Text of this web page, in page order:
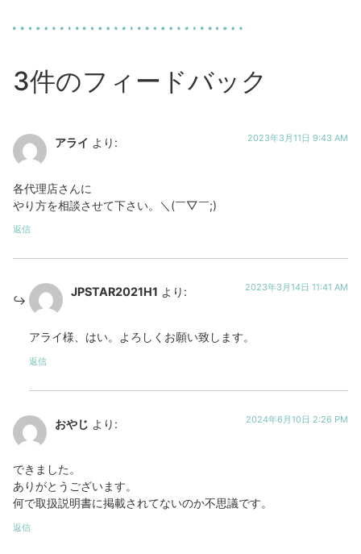
3件のフィードバック
アライ より: 2023年3月11日 9:43 AM
各代理店さんに
やり方を相談させて下さい。＼(￣▽￣;)
返信
JPSTAR2021H1 より: 2023年3月14日 11:41 AM
アライ様、はい。よろしくお願い致します。
返信
おやじ より: 2024年6月10日 2:26 PM
できました。
ありがとうございます。
何で取扱説明書に掲載されてないのか不思議です。
返信